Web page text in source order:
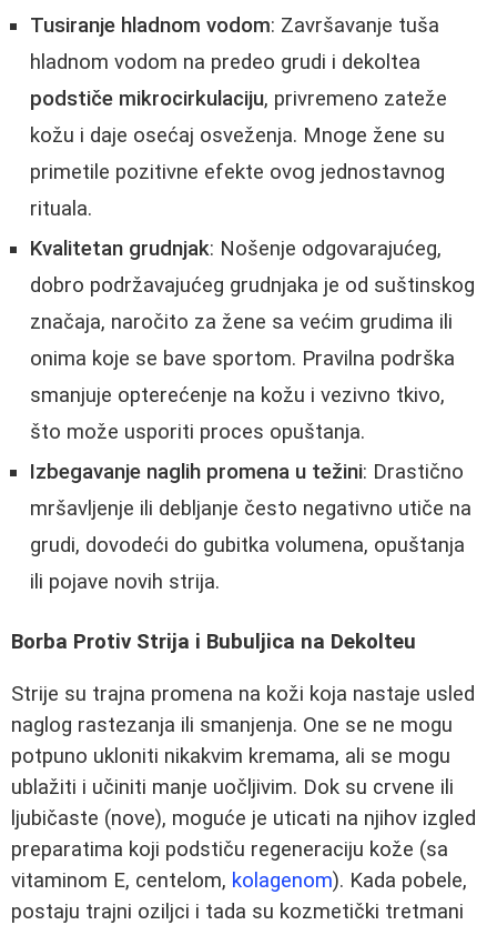
Tusiranje hladnom vodom: Završavanje tuša
hladnom vodom na predeo grudi i dekoltea
podstiče mikrocirkulaciju, privremeno zateže
kožu i daje osećaj osveženja. Mnoge žene su
primetile pozitivne efekte ovog jednostavnog
rituala.
Kvalitetan grudnjak: Nošenje odgovarajućeg,
dobro podržavajućeg grudnjaka je od suštinskog
značaja, naročito za žene sa većim grudima ili
onima koje se bave sportom. Pravilna podrška
smanjuje opterećenje na kožu i vezivno tkivo,
što može usporiti proces opuštanja.
Izbegavanje naglih promena u težini: Drastično
mršavljenje ili debljanje često negativno utiče na
grudi, dovodeći do gubitka volumena, opuštanja
ili pojave novih strija.
Borba Protiv Strija i Bubuljica na Dekolteu
Strije su trajna promena na koži koja nastaje usled
naglog rastezanja ili smanjenja. One se ne mogu
potpuno ukloniti nikakvim kremama, ali se mogu
ublažiti i učiniti manje uočljivim. Dok su crvene ili
ljubičaste (nove), moguće je uticati na njihov izgled
preparatima koji podstiču regeneraciju kože (sa
vitaminom E, centelom, kolagenom). Kada pobele,
postaju trajni oziljci i tada su kozmetički tretmani